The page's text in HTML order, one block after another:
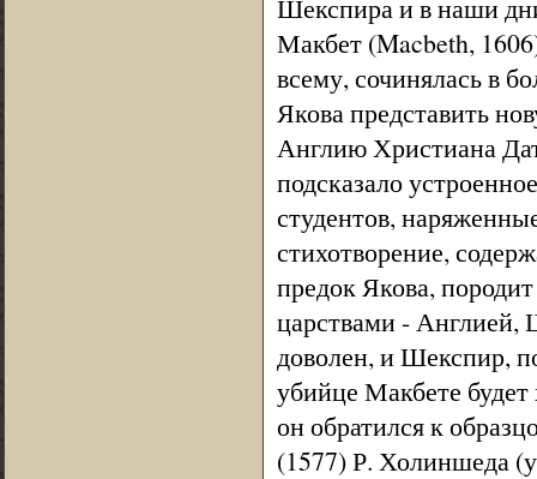
Шекспира и в наши
Макбет (Macbeth,
всему, сочинялась в
Якова представить
Англию Христиана
подсказало
студентов,
стихотворение,
предок Якова,
царствами - Англией,
доволен, и Шекспир,
убийце Макбете
он обратился к
(1577) Р. Холиншеда